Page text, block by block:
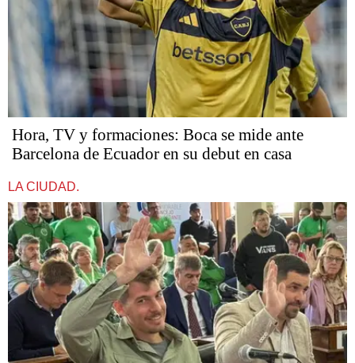
Hora, TV y formaciones: Boca se mide ante
Barcelona de Ecuador en su debut en casa
LA CIUDAD.